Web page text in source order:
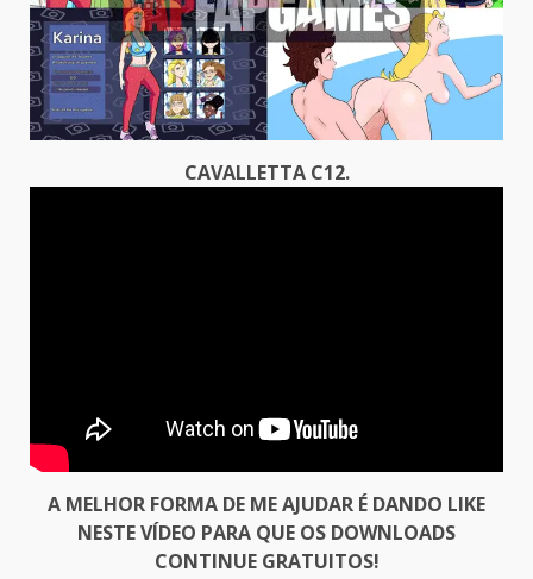
CAVALLETTA C12.
A MELHOR FORMA DE ME AJUDAR É DANDO LIKE
NESTE VÍDEO PARA QUE OS DOWNLOADS
CONTINUE GRATUITOS!